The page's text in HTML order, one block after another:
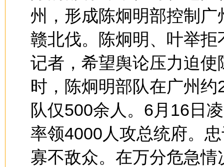
州，形成陈炯明部控制
赣北伐。陈炯明、叶举
记者，希望舆论压力迫
时，陈炯明部队在广州
队仅500余人。6月16日
率领4000人攻总统府。
寡不敌众。在万分危急